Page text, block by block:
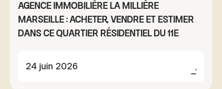
Agence immobilière La Millière
Marseille : acheter, vendre et estimer
dans ce quartier résidentiel du 11e
24 juin 2026